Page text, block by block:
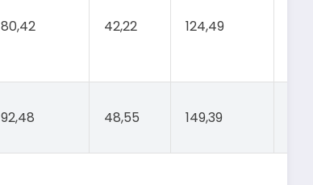
80,42 42,22 124,49
92,48 48,55 149,39